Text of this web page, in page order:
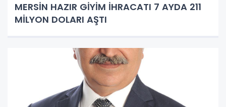
MERSİN HAZIR GİYİM İHRACATI 7 AYDA 211
MİLYON DOLARI AŞTI